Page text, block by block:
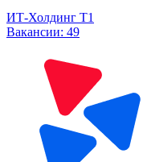
ИТ-Холдинг Т1
Вакансии: 49